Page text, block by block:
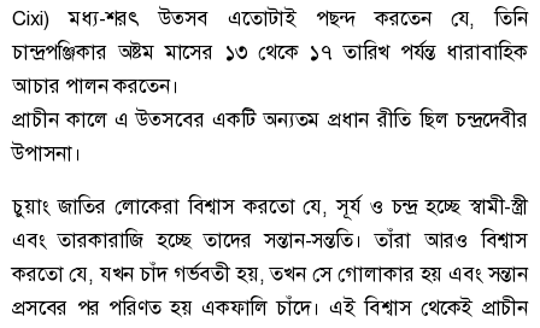
Cixi) মধ্য-শরৎ উত্সব এতোটাই পছন্দ করতেন যে, তিনি
চান্দ্রপঞ্জিকার অষ্টম মাসের ১৩ থেকে ১৭ তারিখ পর্যন্ত ধারাবাহিক
আচার পালন করতেন।
​প্রাচীন কালে এ উত্সবের একটি অন্যতম প্রধান রীতি ছিল চন্দ্রদেবীর
উপাসনা।
চুয়াং জাতির লোকেরা বিশ্বাস করতো যে, সূর্য ও চন্দ্র হচ্ছে স্বামী-স্ত্রী
এবং তারকারাজি হচ্ছে তাদের সন্তান-সন্ততি। তাঁরা আরও বিশ্বাস
করতো যে, যখন চাঁদ গর্ভবতী হয়, তখন সে গোলাকার হয় এবং সন্তান
প্রসবের পর পরিণত হয় একফালি চাঁদে। এই বিশ্বাস থেকেই প্রাচীন